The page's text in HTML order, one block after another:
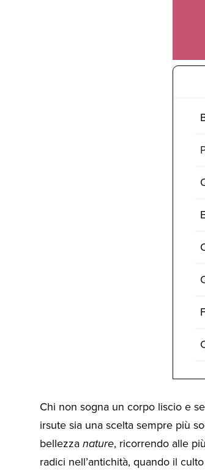
Chi non sogna un corpo liscio e
irsute sia una scelta sempre più
bellezzanature, ricorrendo alle
radici nell’antichità, quando il